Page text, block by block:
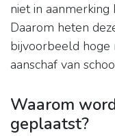
niet in
Daarom heten
bijvoorbeeld hoge
aanschaf van
Waarom
geplaatst?